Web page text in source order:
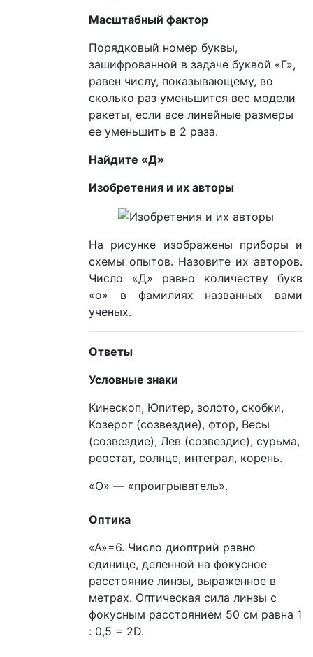
Масштабный фактор
Порядковый номер буквы,
зашифрованной в задаче буквой «Г»,
равен числу, показывающему, во
сколько раз уменьшится вес модели
ракеты, если все линейные размеры
ее уменьшить в 2 раза.
Найдите «Д»
Изобретения и их авторы
На рисунке изображены приборы и
схемы опытов. Назовите их авторов.
Число «Д» равно количеству букв
«о» в фамилиях названных вами
ученых.
Ответы
Условные знаки
Кинескоп, Юпитер, золото, скобки,
Козерог (созвездие), фтор, Весы
(созвездие), Лев (созвездие), сурьма,
реостат, солнце, интеграл, корень.
«О» — «проигрыватель».
Оптика
«А»=6. Число диоптрий равно
единице, деленной на фокусное
расстояние линзы, выраженное в
метрах. Оптическая сила линзы с
фокусным расстоянием 50 см равна 1
: 0,5 = 2D.